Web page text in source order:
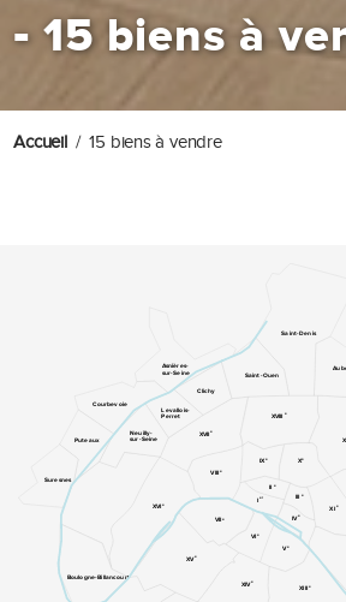
- 15 biens à
Accueil 15 biens à vendre
I er
e
e
IVe
Ve
VIe
VII e
VIII e
IXe Xe
XI e
XIII e
XIVe
XVe
XVI e
XVIIe
XVIII e
Asnières-
sur-Seine
Boulogne-Billancourt
Clichy
Courbevoie
Levallois-
Perret
Neuilly-
sur-Seine
Puteaux
Saint-Denis
Saint-Ouen
Suresnes